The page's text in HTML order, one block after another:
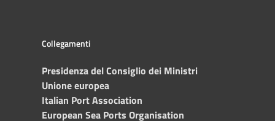
Collegamenti
Presidenza del Consiglio dei Ministri
Unione europea
Italian Port Association
European Sea Ports Organisation